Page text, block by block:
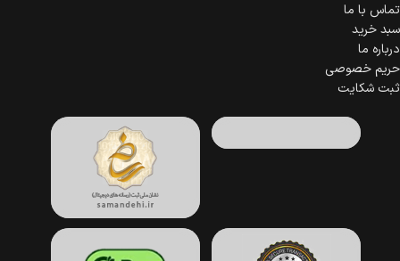
تماس با ما
سبد خرید
درباره ما
حریم خصوصی
ثبت شکایت